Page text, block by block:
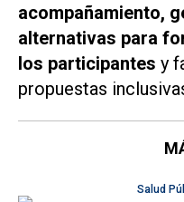
acompañamiento,
alternativas para
los participantes y
propuestas
Salud